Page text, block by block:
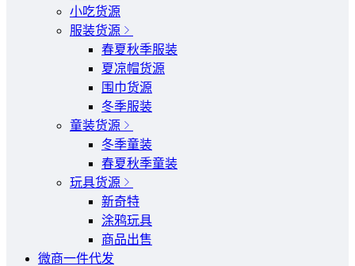
小吃货源
服装货源
春夏秋季服装
夏凉帽货源
围巾货源
冬季服装
童装货源
冬季童装
春夏秋季童装
玩具货源
新奇特
涂鸦玩具
商品出售
微商一件代发